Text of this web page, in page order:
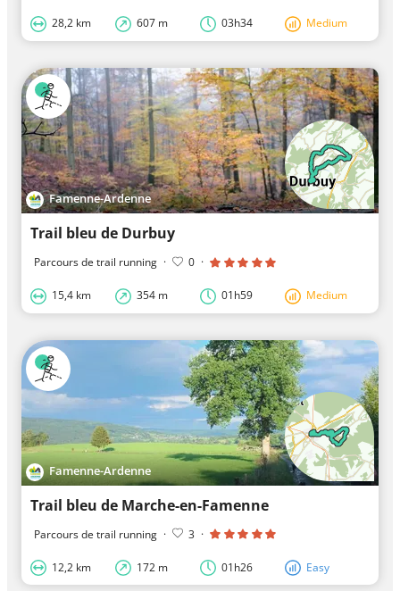
28,2 km 607 m 03h34 Medium
Famenne-Ardenne
Trail bleu de Durbuy
Parcours de trail running · 0 ·
15,4 km 354 m 01h59 Medium
Famenne-Ardenne
Trail bleu de Marche-en-Famenne
Parcours de trail running · 3 ·
12,2 km 172 m 01h26 Easy